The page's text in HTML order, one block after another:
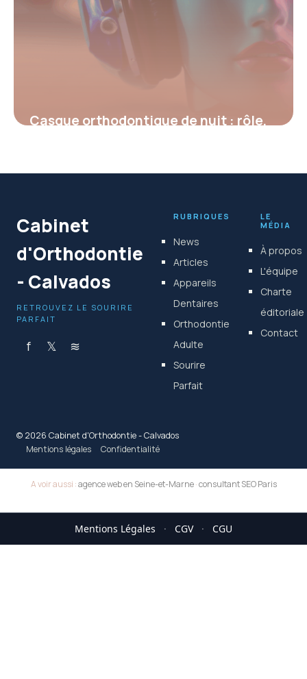
Casque orthodontique de nuit : rôle,
Cabinet
d'Orthodontie
- Calvados
RETROUVEZ LE SOURIRE
PARFAIT
f 𝕏 ≋
RUBRIQUES
News
Articles
Appareils
Dentaires
Orthodontie
Adulte
Sourire
Parfait
LE
MÉDIA
À propos
L'équipe
Charte
éditoriale
Contact
© 2026 Cabinet d'Orthodontie - Calvados
Mentions légales
Confidentialité
A voir aussi :agence web en Seine-et-Marne·consultant SEO Paris
Mentions Légales · CGV · CGU